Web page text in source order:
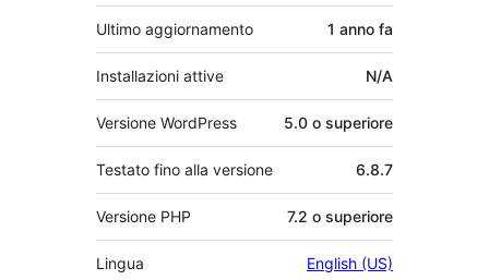
Ultimo aggiornamento 1 anno fa
Installazioni attive N/A
Versione WordPress 5.0 o superiore
Testato fino alla versione 6.8.7
Versione PHP 7.2 o superiore
Lingua English (US)